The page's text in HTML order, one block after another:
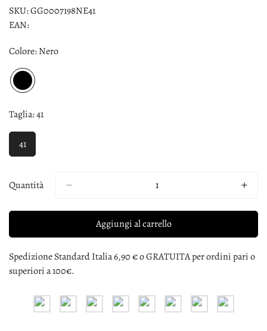
SKU:GG0007198NE41
EAN:
Colore:Nero
Taglia:41
41
Quantità
Aggiungi al carrello
Spedizione Standard Italia 6,90 € o GRATUITA per ordini pari o
superiori a 100€.